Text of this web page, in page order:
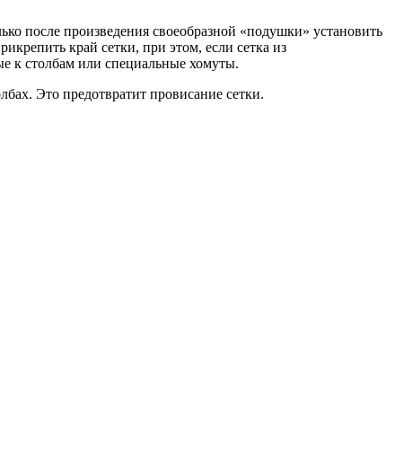
после произведения своеобразной «подушки» установить
край сетки, при этом, если сетка из
к столбам или специальные хомуты.
Это предотвратит провисание сетки.